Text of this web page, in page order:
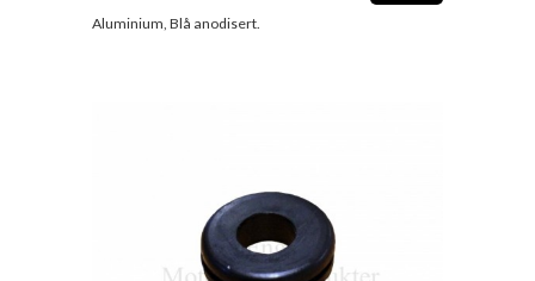
Aluminium, Blå anodisert.